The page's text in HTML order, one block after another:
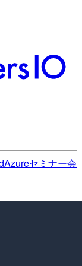
Azureセミナー会